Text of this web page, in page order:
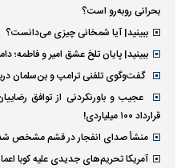
بحرانی روبه‌رو است؟
ببینید| آیا شمخانی چیزی می‌دانست؟
ببینید| پایان تلخ عشق امیر و
گفت‌وگوی تلفنی ترامپ و بن‌سلمان
قرارداد ۱۰۰ میلیاردی!
منشأ صدای انفجار در قشم مشخص
آمریکا تحریم‌های جدیدی علیه کوبا